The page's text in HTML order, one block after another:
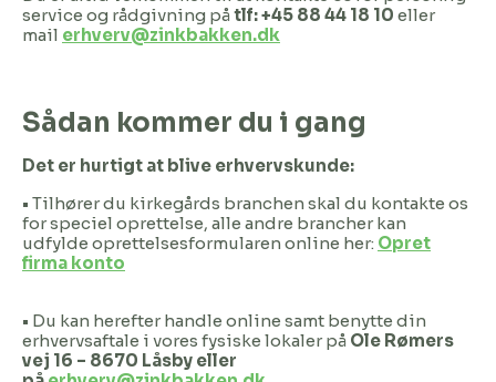
service og rådgivning på tlf: +45 88 44 18 10 eller
mail erhverv@zinkbakken.dk
Sådan kommer du i gang
Det er hurtigt at blive erhvervskunde:
• Tilhører du kirkegårds branchen skal du kontakte os
for speciel oprettelse, alle andre brancher kan
udfylde oprettelsesformularen online her: Opret
firma konto
• Du kan herefter handle online samt benytte din
erhvervsaftale i vores fysiske lokaler på Ole Rømers
vej 16 – 8670 Låsby eller